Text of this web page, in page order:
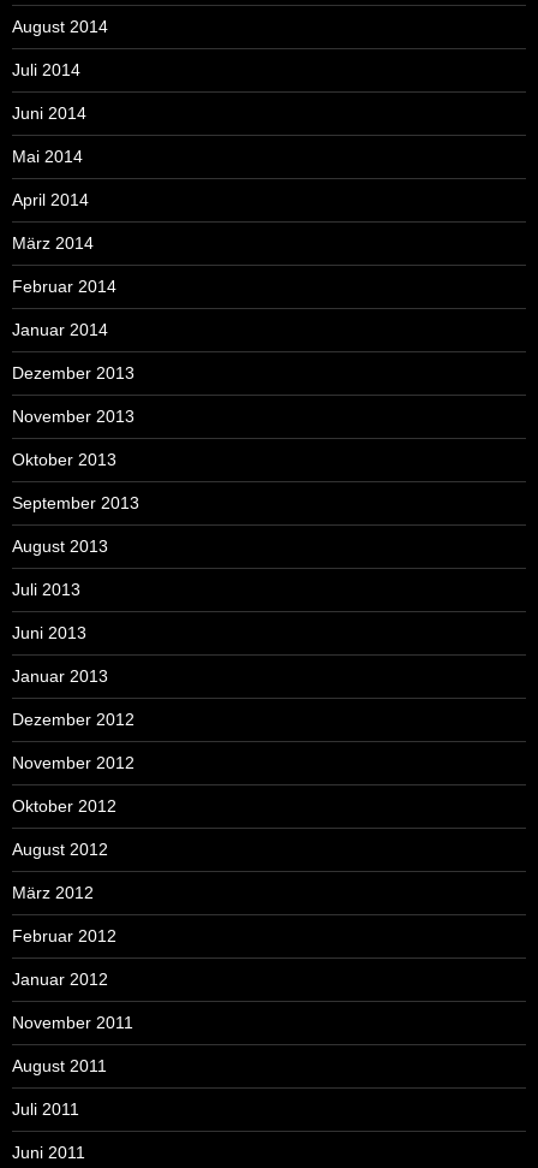
August 2014
Juli 2014
Juni 2014
Mai 2014
April 2014
März 2014
Februar 2014
Januar 2014
Dezember 2013
November 2013
Oktober 2013
September 2013
August 2013
Juli 2013
Juni 2013
Januar 2013
Dezember 2012
November 2012
Oktober 2012
August 2012
März 2012
Februar 2012
Januar 2012
November 2011
August 2011
Juli 2011
Juni 2011